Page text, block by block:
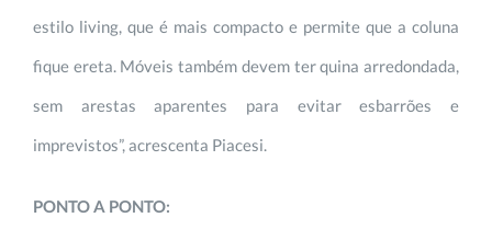
estilo living, que é mais compacto e permite que a coluna
fique ereta. Móveis também devem ter quina arredondada,
sem arestas aparentes para evitar esbarrões e
imprevistos”, acrescenta Piacesi.
PONTO A PONTO: